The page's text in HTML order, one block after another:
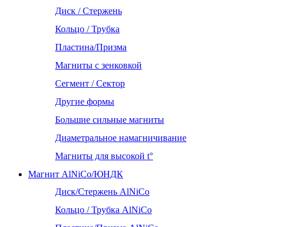
Диск / Стержень
Кольцо / Трубка
Пластина/Призма
Магниты с зенковкой
Сегмент / Сектор
Другие формы
Большие сильные магниты
Диаметральное намагничивание
Магниты для высокой t°
Магнит AlNiCo/ЮНДК
Диск/Стержень AlNiCo
Кольцо / Трубка AlNiCo